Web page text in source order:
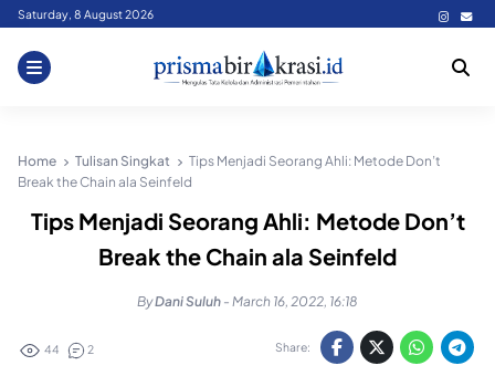
Skip
content
Saturday, 8 August 2026
Home Tulisan Singkat
Tips Menjadi Seorang Ahli: Metode Don’t
Break the Chain ala Seinfeld
Tips Menjadi Seorang Ahli: Metode Don’t
Break the Chain ala Seinfeld
ByDani Suluh - March 16, 2022, 16:18
44 2 Share: